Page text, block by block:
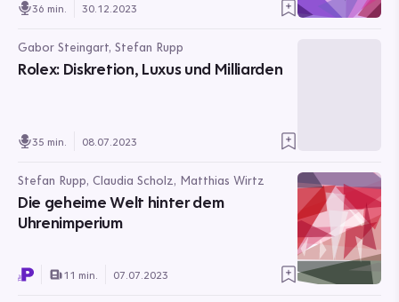
36 min. 30.12.2023
Gabor Steingart, Stefan Rupp
Rolex: Diskretion, Luxus und Milliarden
35 min. 08.07.2023
Stefan Rupp, Claudia Scholz, Matthias Wirtz
Die geheime Welt hinter dem
Uhrenimperium
11 min. 07.07.2023